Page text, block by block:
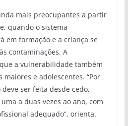
mais preocupantes a partir
quando o sistema
em formação e a criança se
contaminações. A
a vulnerabilidade também
maiores e adolescentes. “Por
ser feita desde cedo,
a duas vezes ao ano, com
adequado”, orienta.